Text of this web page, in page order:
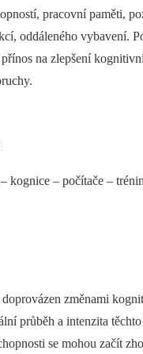
pracovní paměti,
oddáleného vybavení.
na zlepšení
kognice – počítače –
doprovázen změnami
průběh a intenzita
se mohou začít